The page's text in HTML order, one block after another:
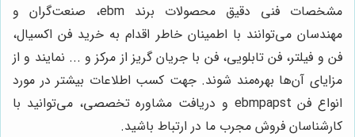
مشخصات فنی دقیق محصولات برند ebm، صنعت‌گران و
مهندسان می‌توانند با اطمینان خاطر اقدام به خرید فن اکسیال،
فن و فیلتر، فن تابلویی، فن با جریان گریز از مرکز و ... نمایند و از
مزایای آن‌ها بهره‌مند شوند. جهت کسب اطلاعات بیشتر در مورد
انواع فن ebmpapst و دریافت مشاوره تخصصی، می‌توانید با
کارشناسان فروش مجرب ما در ارتباط باشید.